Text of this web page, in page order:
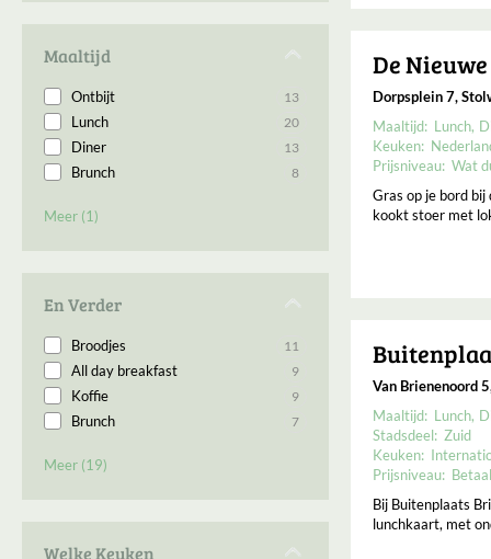
Stad uit 1
Witte de With 1
Zwaanshals 1
Maaltijd
Meer (1)
Ontbijt 13
Lunch 20
Diner 13
Brunch 8
En Verder
Meer (19)
Broodjes 11
All day breakfast 9
Koffie 9
Brunch 7
Afhaal
Eigen oogst/kweek 3
Welke Keuken
De
Dorpsplein 7,
Maaltijd: Lunch
Keuken:
Prijsniveau: Wat
Gras op je bord
kookt stoer met
Van Brienenoord
Maaltijd: Lunch
Stadsdeel: Zuid
Keuken:
Prijsniveau:
Bij Buitenplaats
lunchkaart, met